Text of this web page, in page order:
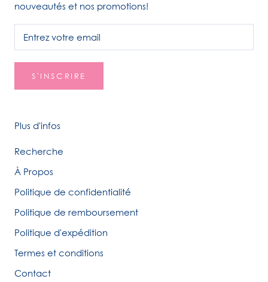
nouveautés et nos promotions!
S'INSCRIRE
Plus d'infos
Recherche
À Propos
Politique de confidentialité
Politique de remboursement
Politique d'expédition
Termes et conditions
Contact